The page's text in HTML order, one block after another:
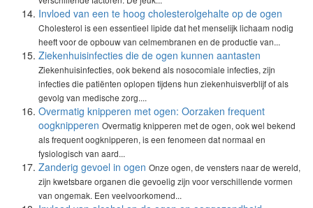
Invloed van een te hoog cholesterolgehalte op de ogen
Cholesterol is een essentieel lipide dat het menselijk lichaam nodig
heeft voor de opbouw van celmembranen en de productie van...
Ziekenhuisinfecties die de ogen kunnen aantasten
Ziekenhuisinfecties, ook bekend als nosocomiale infecties, zijn
infecties die patiënten oplopen tijdens hun ziekenhuisverblijf of als
gevolg van medische zorg....
Overmatig knipperen met ogen: Oorzaken frequent
oogknipperen Overmatig knipperen met de ogen, ook wel bekend
als frequent oogknipperen, is een fenomeen dat normaal en
fysiologisch van aard...
Zanderig gevoel in ogen Onze ogen, de vensters naar de wereld,
zijn kwetsbare organen die gevoelig zijn voor verschillende vormen
van ongemak. Een veelvoorkomend...